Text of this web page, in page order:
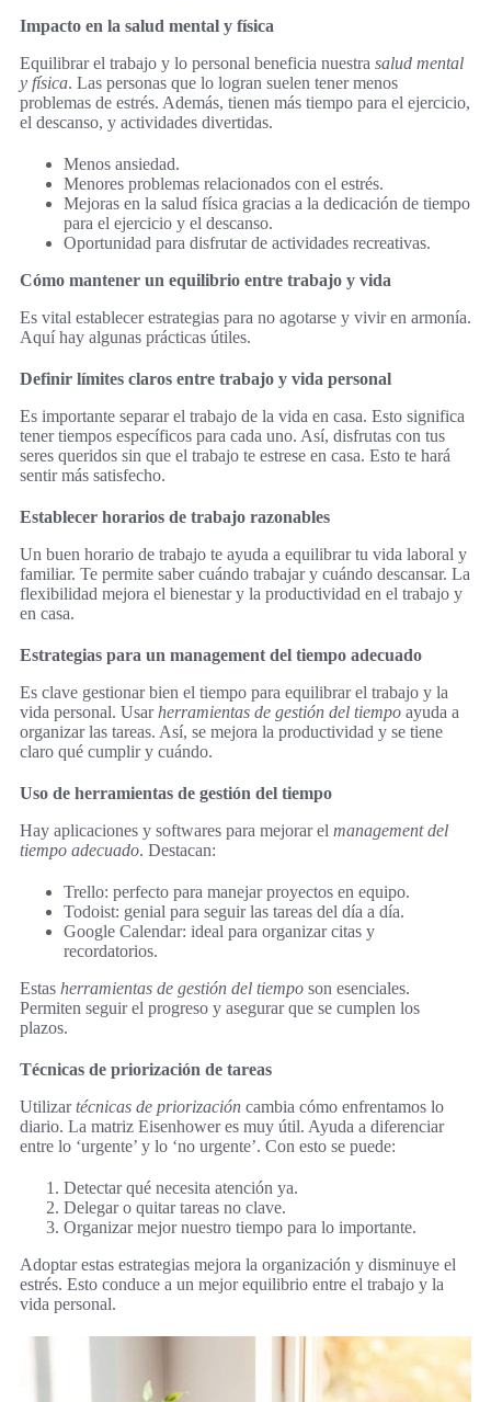
Impacto en la salud mental y física
Equilibrar el trabajo y lo personal beneficia nuestra salud mental
y física. Las personas que lo logran suelen tener menos
problemas de estrés. Además, tienen más tiempo para el ejercicio,
el descanso, y actividades divertidas.
Menos ansiedad.
Menores problemas relacionados con el estrés.
Mejoras en la salud física gracias a la dedicación de tiempo
para el ejercicio y el descanso.
Oportunidad para disfrutar de actividades recreativas.
Cómo mantener un equilibrio entre trabajo y vida
Es vital establecer estrategias para no agotarse y vivir en armonía.
Aquí hay algunas prácticas útiles.
Definir límites claros entre trabajo y vida personal
Es importante separar el trabajo de la vida en casa. Esto significa
tener tiempos específicos para cada uno. Así, disfrutas con tus
seres queridos sin que el trabajo te estrese en casa. Esto te hará
sentir más satisfecho.
Establecer horarios de trabajo razonables
Un buen horario de trabajo te ayuda a equilibrar tu vida laboral y
familiar. Te permite saber cuándo trabajar y cuándo descansar. La
flexibilidad mejora el bienestar y la productividad en el trabajo y
en casa.
Estrategias para un management del tiempo adecuado
Es clave gestionar bien el tiempo para equilibrar el trabajo y la
vida personal. Usarherramientas de gestión del tiempo ayuda a
organizar las tareas. Así, se mejora la productividad y se tiene
claro qué cumplir y cuándo.
Uso de herramientas de gestión del tiempo
Hay aplicaciones y softwares para mejorar el management del
tiempo adecuado. Destacan:
Trello: perfecto para manejar proyectos en equipo.
Todoist: genial para seguir las tareas del día a día.
Google Calendar: ideal para organizar citas y
recordatorios.
Estas herramientas de gestión del tiempo son esenciales.
Permiten seguir el progreso y asegurar que se cumplen los
plazos.
Técnicas de priorización de tareas
Utilizartécnicas de priorización cambia cómo enfrentamos lo
diario. La matriz Eisenhower es muy útil. Ayuda a diferenciar
entre lo ‘urgente’ y lo ‘no urgente’. Con esto se puede:
Detectar qué necesita atención ya.
Delegar o quitar tareas no clave.
Organizar mejor nuestro tiempo para lo importante.
Adoptar estas estrategias mejora la organización y disminuye el
estrés. Esto conduce a un mejor equilibrio entre el trabajo y la
vida personal.